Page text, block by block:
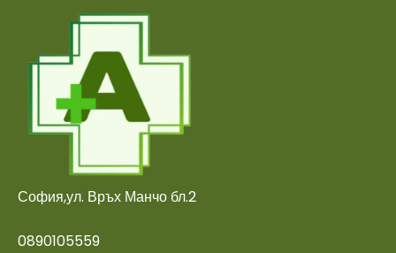
София,ул. Връх Манчо бл.2
0890105559